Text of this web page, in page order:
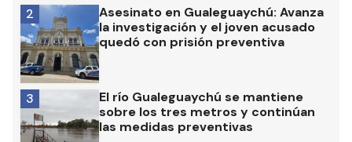
Asesinato en Gualeguaychú: Avanza
la investigación y el joven acusado
quedó con prisión preventiva
2
El río Gualeguaychú se mantiene
sobre los tres metros y continúan
las medidas preventivas
3